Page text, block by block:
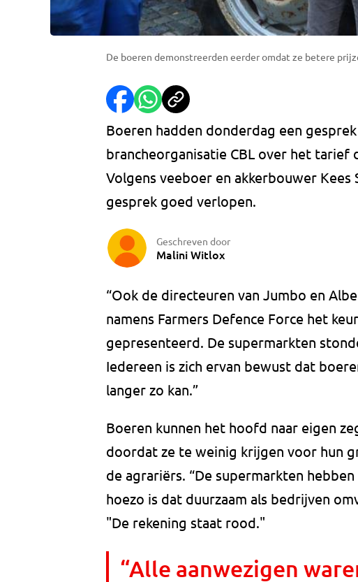
De boeren demonstreerden eerder omdat ze betere
Boeren hadden donderdag een
brancheorganisatie CBL over het
Volgens veeboer en akkerbouwer Kees
gesprek goed verlopen.
Geschreven door
Malini Witlox
“Ook de directeuren van Jumbo en
namens Farmers Defence Force het
gepresenteerd. De supermarkten
Iedereen is zich ervan bewust dat
langer zo kan.”
Boeren kunnen het hoofd naar eigen
doordat ze te weinig krijgen voor hun
de agrariërs. “De supermarkten
hoezo is dat duurzaam als bedrijven
"De rekening staat rood."
“Alle aanwezigen